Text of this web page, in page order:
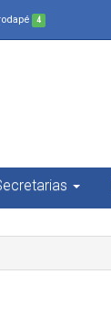
4